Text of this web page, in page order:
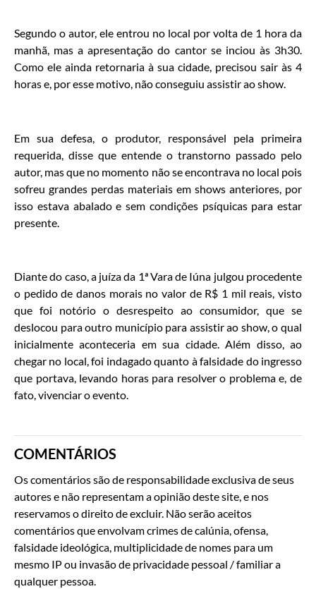
Segundo o autor, ele entrou no local por volta de 1 hora da
manhã, mas a apresentação do cantor se inciou às 3h30.
Como ele ainda retornaria à sua cidade, precisou sair às 4
horas e, por esse motivo, não conseguiu assistir ao show.
Em sua defesa, o produtor, responsável pela primeira
requerida, disse que entende o transtorno passado pelo
autor, mas que no momento não se encontrava no local pois
sofreu grandes perdas materiais em shows anteriores, por
isso estava abalado e sem condições psíquicas para estar
presente.
Diante do caso, a juíza da 1ª Vara de Iúna julgou procedente
o pedido de danos morais no valor de R$ 1 mil reais, visto
que foi notório o desrespeito ao consumidor, que se
deslocou para outro município para assistir ao show, o qual
inicialmente aconteceria em sua cidade. Além disso, ao
chegar no local, foi indagado quanto à falsidade do ingresso
que portava, levando horas para resolver o problema e, de
fato, vivenciar o evento.
COMENTÁRIOS
Os comentários são de responsabilidade exclusiva de seus
autores e não representam a opinião deste site, e nos
reservamos o direito de excluir. Não serão aceitos
comentários que envolvam crimes de calúnia, ofensa,
falsidade ideológica, multiplicidade de nomes para um
mesmo IP ou invasão de privacidade pessoal / familiar a
qualquer pessoa.